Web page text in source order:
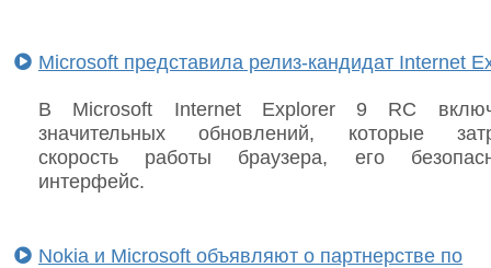
Microsoft представила релиз-кандидат Internet
В Microsoft Internet Explorer 9 RC
значительных обновлений, которые
скорость работы браузера, его
интерфейс.
Nokia и Microsoft объявляют о партнерстве по